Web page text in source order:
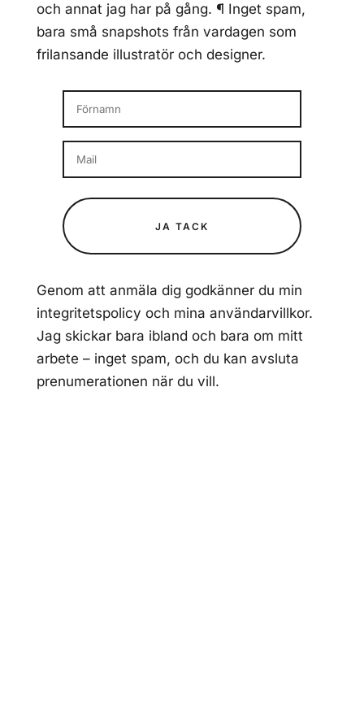
och annat jag har på gång. ¶ Inget spam,
bara små snapshots från vardagen som
frilansande illustratör och designer.
JA TACK
Genom att anmäla dig godkänner du min
integritetspolicy och mina användarvillkor.
Jag skickar bara ibland och bara om mitt
arbete – inget spam, och du kan avsluta
prenumerationen när du vill.